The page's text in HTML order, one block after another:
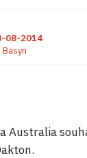
08-2014
Australia